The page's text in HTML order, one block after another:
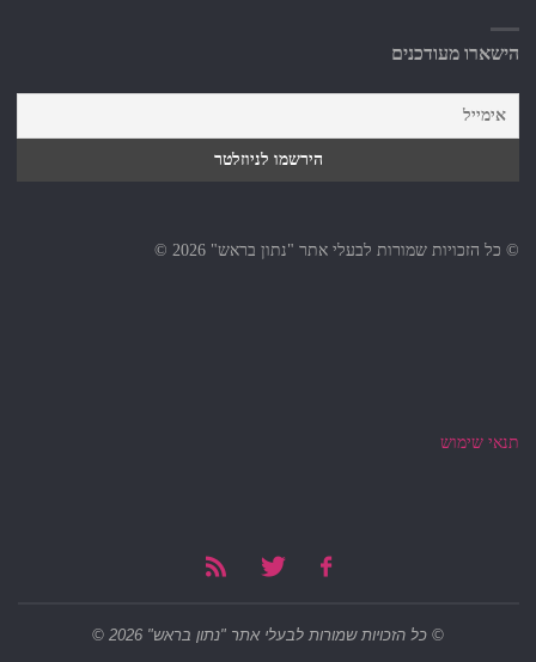
הישארו מעודכנים
© כל הזכויות שמורות לבעלי אתר "נתון בראש" 2026 ©
תנאי שימוש
© כל הזכויות שמורות לבעלי אתר "נתון בראש" 2026 ©